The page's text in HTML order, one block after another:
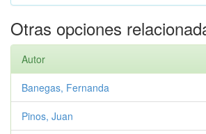
Otras opciones
Autor
Banegas, Fernanda
Pinos, Juan